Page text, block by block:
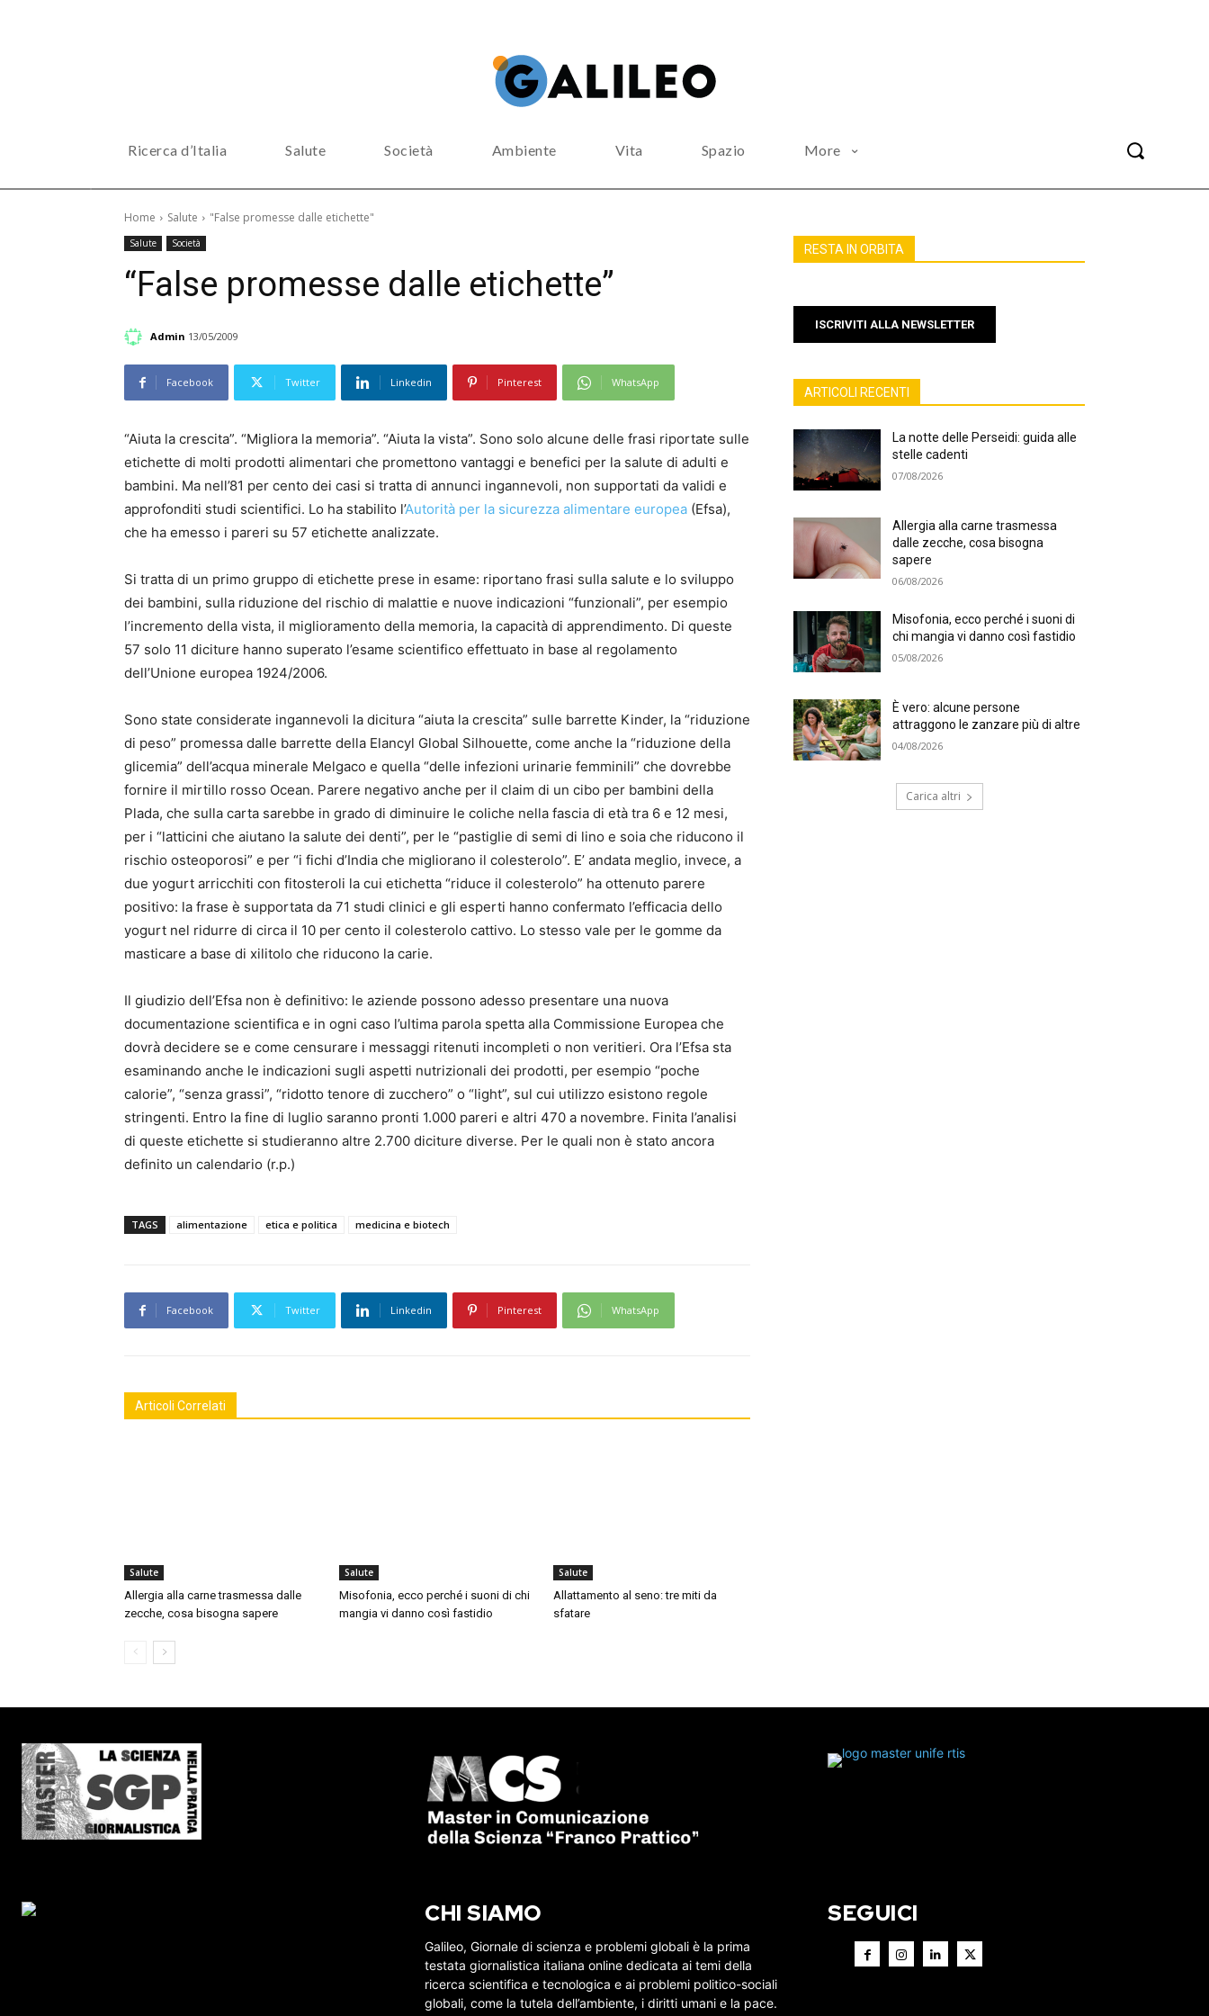
Ricerca d’Italia Salute Società Ambiente Vita Spazio More
Home Salute "False promesse dalle etichette"
Salute Società
“False promesse dalle etichette”
Admin 13/05/2009
Facebook Twitter Linkedin Pinterest WhatsApp
“Aiuta la crescita”. “Migliora la memoria”. “Aiuta la vista”. Sono solo alcune delle frasi riportate sulle
etichette di molti prodotti alimentari che promettono vantaggi e benefici per la salute di adulti e
bambini. Ma nell’81 per cento dei casi si tratta di annunci ingannevoli, non supportati da validi e
approfonditi studi scientifici. Lo ha stabilito l’Autorità per la sicurezza alimentare europea (Efsa),
che ha emesso i pareri su 57 etichette analizzate.
Si tratta di un primo gruppo di etichette prese in esame: riportano frasi sulla salute e lo sviluppo
dei bambini, sulla riduzione del rischio di malattie e nuove indicazioni “funzionali”, per esempio
l’incremento della vista, il miglioramento della memoria, la capacità di apprendimento. Di queste
57 solo 11 diciture hanno superato l’esame scientifico effettuato in base al regolamento
dell’Unione europea 1924/2006.
Sono state considerate ingannevoli la dicitura “aiuta la crescita” sulle barrette Kinder, la “riduzione
di peso” promessa dalle barrette della Elancyl Global Silhouette, come anche la “riduzione della
glicemia” dell’acqua minerale Melgaco e quella “delle infezioni urinarie femminili” che dovrebbe
fornire il mirtillo rosso Ocean. Parere negativo anche per il claim di un cibo per bambini della
Plada, che sulla carta sarebbe in grado di diminuire le coliche nella fascia di età tra 6 e 12 mesi,
per i “latticini che aiutano la salute dei denti”, per le “pastiglie di semi di lino e soia che riducono il
rischio osteoporosi” e per “i fichi d’India che migliorano il colesterolo”. E’ andata meglio, invece, a
due yogurt arricchiti con fitosteroli la cui etichetta “riduce il colesterolo” ha ottenuto parere
positivo: la frase è supportata da 71 studi clinici e gli esperti hanno confermato l’efficacia dello
yogurt nel ridurre di circa il 10 per cento il colesterolo cattivo. Lo stesso vale per le gomme da
masticare a base di xilitolo che riducono la carie.
Il giudizio dell’Efsa non è definitivo: le aziende possono adesso presentare una nuova
documentazione scientifica e in ogni caso l’ultima parola spetta alla Commissione Europea che
dovrà decidere se e come censurare i messaggi ritenuti incompleti o non veritieri. Ora l’Efsa sta
esaminando anche le indicazioni sugli aspetti nutrizionali dei prodotti, per esempio “poche
calorie”, “senza grassi”, “ridotto tenore di zucchero” o “light”, sul cui utilizzo esistono regole
stringenti. Entro la fine di luglio saranno pronti 1.000 pareri e altri 470 a novembre. Finita l’analisi
di queste etichette si studieranno altre 2.700 diciture diverse. Per le quali non è stato ancora
definito un calendario (r.p.)
TAGS alimentazione etica e politica medicina e biotech
Facebook Twitter Linkedin Pinterest WhatsApp
Articoli Correlati
Salute
Allergia alla carne trasmessa dalle
zecche, cosa bisogna sapere
Salute
Misofonia, ecco perché i suoni di chi
mangia vi danno così fastidio
Salute
Allattamento al seno: tre miti da
sfatare
RESTA IN ORBITA
ISCRIVITI ALLA NEWSLETTER
ARTICOLI RECENTI
La notte delle Perseidi: guida alle
stelle cadenti
07/08/2026
Allergia alla carne trasmessa
dalle zecche, cosa bisogna
sapere
06/08/2026
Misofonia, ecco perché i suoni di
chi mangia vi danno così fastidio
05/08/2026
È vero: alcune persone
attraggono le zanzare più di altre
04/08/2026
Carica altri
CHI SIAMO
Galileo, Giornale di scienza e problemi globali è la prima
testata giornalistica italiana online dedicata ai temi della
ricerca scientifica e tecnologica e ai problemi politico-sociali
globali, come la tutela dell’ambiente, i diritti umani e la pace.
SEGUICI